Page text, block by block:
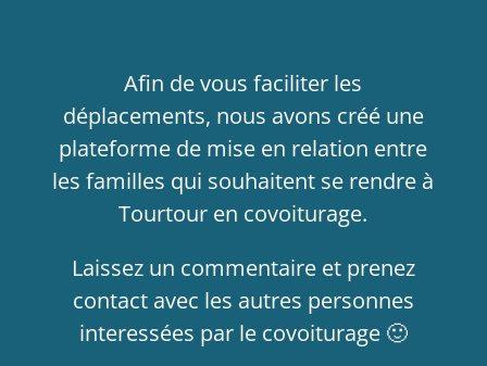
Afin de vous faciliter les
déplacements, nous avons créé une
plateforme de mise en relation entre
les familles qui souhaitent se rendre à
Tourtour en covoiturage.
Laissez un commentaire et prenez
contact avec les autres personnes
interessées par le covoiturage 🙂